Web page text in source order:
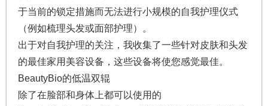
于当前的锁定措施而无法进行小规模的自我护理仪式
（例如梳理头发或面部护理）。
出于对自我护理的关注，我收集了一些针对皮肤和头发
的最佳家用美容设备，这些设备将使您感觉最佳。
BeautyBio的低温双辊
除了在脸部和身体上都可以使用的